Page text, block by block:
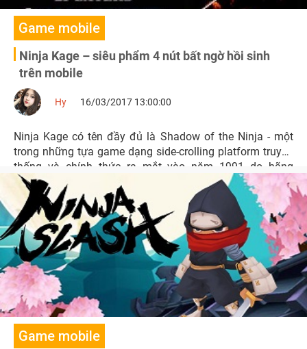
Game mobile
Ninja Kage – siêu phẩm 4 nút bất ngờ hồi sinh
trên mobile
Hy 16/03/2017 13:00:00
Ninja Kage có tên đầy đủ là Shadow of the Ninja - một
trong những tựa game dạng side-crolling platform truyền
thống và chính thức ra mắt vào năm 1991 do hãng
Natsume phát triển riêng cho hệ máy NES.
Game mobile